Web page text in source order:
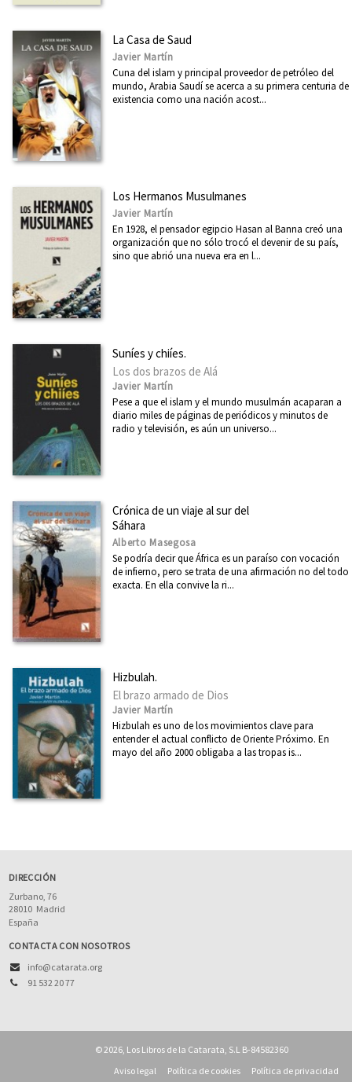
La Casa de Saud
Javier Martín
Cuna del islam y principal proveedor de petróleo del
mundo, Arabia Saudí se acerca a su primera centuria de
existencia como una nación acost...
Los Hermanos Musulmanes
Javier Martín
En 1928, el pensador egipcio Hasan al Banna creó una
organización que no sólo trocó el devenir de su país,
sino que abrió una nueva era en l...
Suníes y chiíes.
Los dos brazos de Alá
Javier Martín
Pese a que el islam y el mundo musulmán acaparan a
diario miles de páginas de periódicos y minutos de
radio y televisión, es aún un universo...
Crónica de un viaje al sur del
Sáhara
Alberto Masegosa
Se podría decir que África es un paraíso con vocación
de infierno, pero se trata de una afirmación no del todo
exacta. En ella convive la ri...
Hizbulah.
El brazo armado de Dios
Javier Martín
Hizbulah es uno de los movimientos clave para
entender el actual conflicto de Oriente Próximo. En
mayo del año 2000 obligaba a las tropas is...
DIRECCIÓN
Zurbano, 76
28010 Madrid
España
CONTACTA CON NOSOTROS
info@catarata.org
91 532 20 77
© 2026, Los Libros de la Catarata, S.L B-84582360
Aviso legal
Política de cookies Política de privacidad